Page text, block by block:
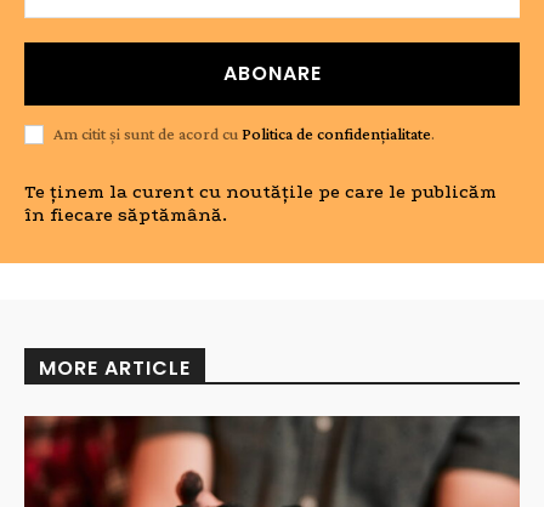
ABONARE
Am citit și sunt de acord cu Politica de confidențialitate.
Te ținem la curent cu noutățile pe care le publicăm
în fiecare săptămână.
MORE ARTICLE